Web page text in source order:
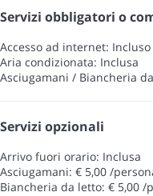
Servizi obbligatori o
Accesso ad internet: Incluso
Aria condizionata: Inclusa
Asciugamani / Biancheria
Servizi opzionali
Arrivo fuori orario: Inclusa
Asciugamani: € 5,00 /
Biancheria da letto: € 5,00